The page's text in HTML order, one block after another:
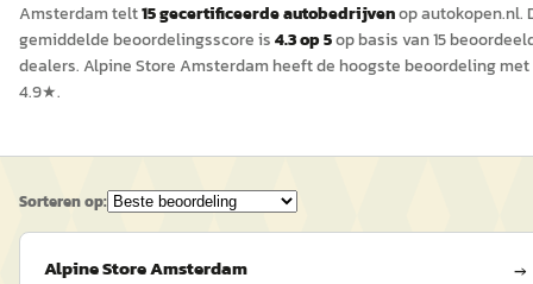
Amsterdamtelt15gecertificeerdeautobedrijvenopautokopen.nl.
gemiddelde beoordelingsscore is4.3op 5op basis van15
dealers.Alpine Store Amsterdam heeft de hoogste beoordeling met
4.9★.
Sorteren op:
Alpine Store Amsterdam →